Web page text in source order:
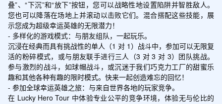
叠”、“下沉”和“放下”按钮，您可以战略性地设置陷阱并智胜敌人。
您也可以降落在场地上并滚动以击败它们。混合搭配这些技能，展
示您成为超级幸运英雄的无限潜力！
- 多样化的游戏模式：与朋友组队，一起玩乐。
沉浸在经典而具有挑战性的单人（1 对 1）战斗中，参加可以无限复
活的粉碎模式，或与朋友联手进行三人（3 对 3 对 3）团队挑战。
参与激烈的战斗，如球帽战斗，或沉迷于我们巧克力工厂的甜蜜乐
趣和其他各种有趣的限时模式。快来一起创造难忘的回忆！
- 参加全球幸运英雄之旅：与来自世界各地的玩家竞争。
在 Lucky Hero Tour 中体验专业公平的竞争环境，体验无与伦比的